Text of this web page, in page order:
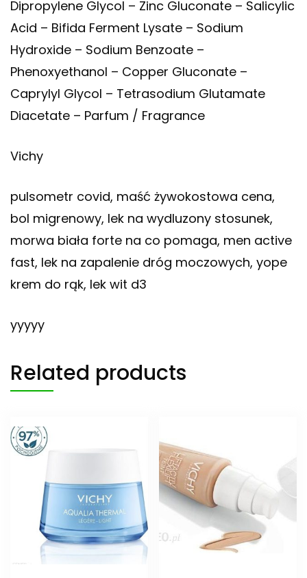
Dipropylene Glycol – Zinc Gluconate – Salicylic
Acid – Bifida Ferment Lysate – Sodium
Hydroxide – Sodium Benzoate –
Phenoxyethanol – Copper Gluconate –
Caprylyl Glycol – Tetrasodium Glutamate
Diacetate – Parfum / Fragrance
Vichy
pulsometr covid, maść żywokostowa cena,
bol migrenowy, lek na wydluzony stosunek,
morwa biała forte na co pomaga, men active
fast, lek na zapalenie dróg moczowych, yope
krem do rąk, lek wit d3
yyyyy
Related products